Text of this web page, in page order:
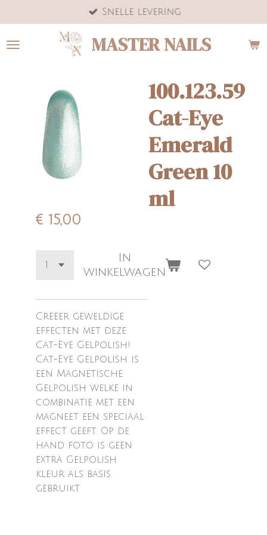
direct
naar
MASTER NAILS
Snelle levering
100.123.59
Cat-Eye
Emerald
Green 10
ml
€ 15,00
In
winkelwagen
Creëer geweldige
effecten met deze
Cat-Eye Gelpolish!
Cat-Eye Gelpolish is
een Magnetische
Gelpolish welke in
combinatie met een
magneet een speciaal
effect geeft. Op de
hand foto is geen
extra Gelpolish
kleur als basis
gebruikt.